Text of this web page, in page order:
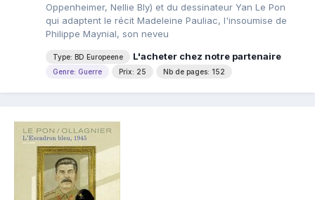
Oppenheimer, Nellie Bly) et du dessinateur Yan Le Pon
qui adaptent le récit Madeleine Pauliac, l'insoumise de
Philippe Maynial, son neveu
Type: BD Europeene L'acheter chez notre partenaire
Genre: Guerre Prix: 25 Nb de pages: 152